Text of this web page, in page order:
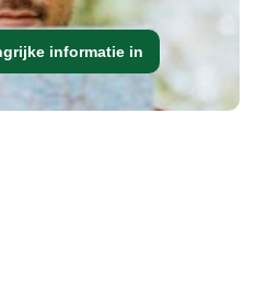
informatie in